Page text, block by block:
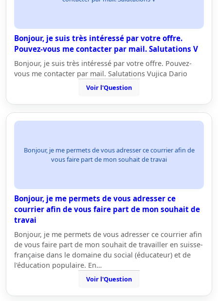
Bonjour, je suis très intéressé par votre offre.
Pouvez-vous me contacter par mail. Salutations V
Bonjour, je suis très intéressé par votre offre. Pouvez-
vous me contacter par mail. Salutations Vujica Dario
Voir l'Question
Bonjour, je me permets de vous adresser ce courrier afin de
vous faire part de mon souhait de travai
Bonjour, je me permets de vous adresser ce
courrier afin de vous faire part de mon souhait de
travai
Bonjour, je me permets de vous adresser ce courrier afin
de vous faire part de mon souhait de travailler en suisse-
française dans le domaine du social (éducateur) et de
l'éducation populaire. En…
Voir l'Question